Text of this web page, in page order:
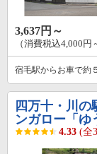
3,637円～
（消費税込4,000円
宿毛駅からお車で約
四万十・川
ンガロー「ゆ
4.33 (全